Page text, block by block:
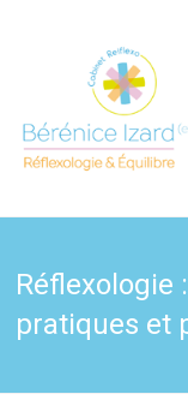
Réflexologie
pratiques et